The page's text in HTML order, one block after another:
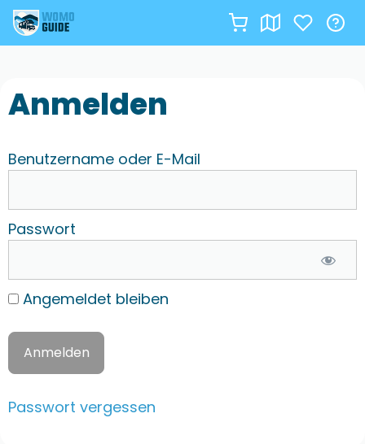
springen
Anmelden
Benutzername oder E-Mail
Passwort
Angemeldet bleiben
Passwort vergessen